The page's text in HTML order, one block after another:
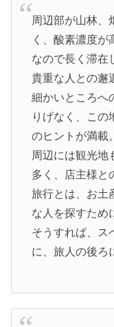
周辺部が山林、
く、酸素濃度が
なので長く滞在
貴重な人との邂
細かいところへ
りげなく、この
のヒントが満載。
周辺には観光地
多く、店主様と
旅行とは、お土
な人を探すため
そうすれば、ス
に、旅人の後ろ